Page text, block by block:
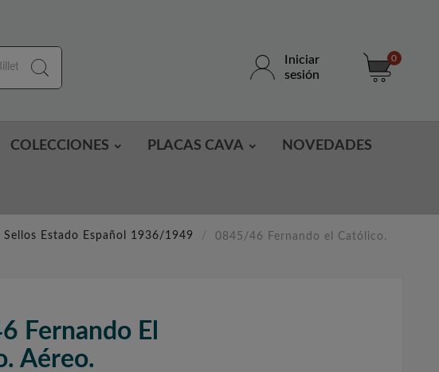
Iniciar
sesión
0
COLECCIONES PLACAS CAVA NOVEDADES
Sellos Estado Español 1936/1949
0845/46 Fernando el Católico.
Fernando El
Aéreo.